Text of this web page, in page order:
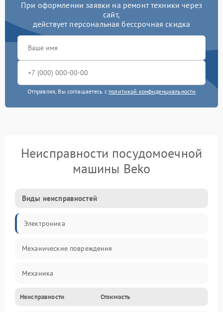
При оформлении заявки на ремонт техники через
сайт,
действует персональная бессрочная скидка
Отправляя, Вы соглашаетесь с политикой конфиденциальности
Неисправности посудомоечной
машины Beko
Виды неисправностей
Электроника
Механические повреждения
Механика
Управление
Неисправности Стоимость